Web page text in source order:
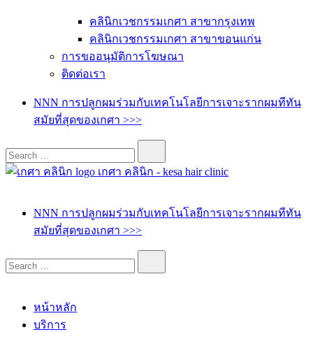
คลินิกเวชกรรมเกศา สาขากรุงเทพ
คลินิกเวชกรรมเกศา สาขาขอนแก่น
การขออนุมัติการโฆษณา
ติดต่อเรา
NNN การปลูกผมร่วมกับเทคโนโลยีการเจาะรากผมทีทัน
สมัยที่สุดของเกศา >>>
NNN การปลูกผมร่วมกับเทคโนโลยีการเจาะรากผมทีทัน
สมัยที่สุดของเกศา >>>
หน้าหลัก
บริการ